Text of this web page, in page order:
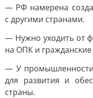
— РФ намерена
с другими странами.
— Нужно уходить от
на ОПК и
— У
для развития и
страны.